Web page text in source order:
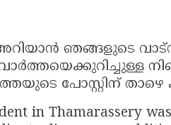
അറിയാൻ ഞങ്ങളുടെ
പോസ്റ്റിന് താഴെ
in Thamarassery